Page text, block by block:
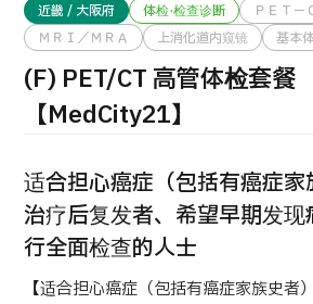
国际 第二医疗意见（湘南镰仓综合医院）
治療 治療
近畿 / 大阪府 体检·检查诊断
ＰＥＴ－
ＭＲＩ／ＭＲＡ
上消化道内窥镜 基本
(F) PET/CT 高管体检套餐
【MedCity21】
适合担心癌症（包括有癌症
治疗后复发者、希望早期发
行全面检查的人士
【适合担心癌症（包括有癌症家族史者